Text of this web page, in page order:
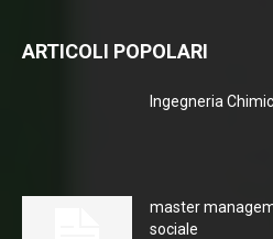
ARTICOLI POPOLARI
Ingegneria
master
sociale